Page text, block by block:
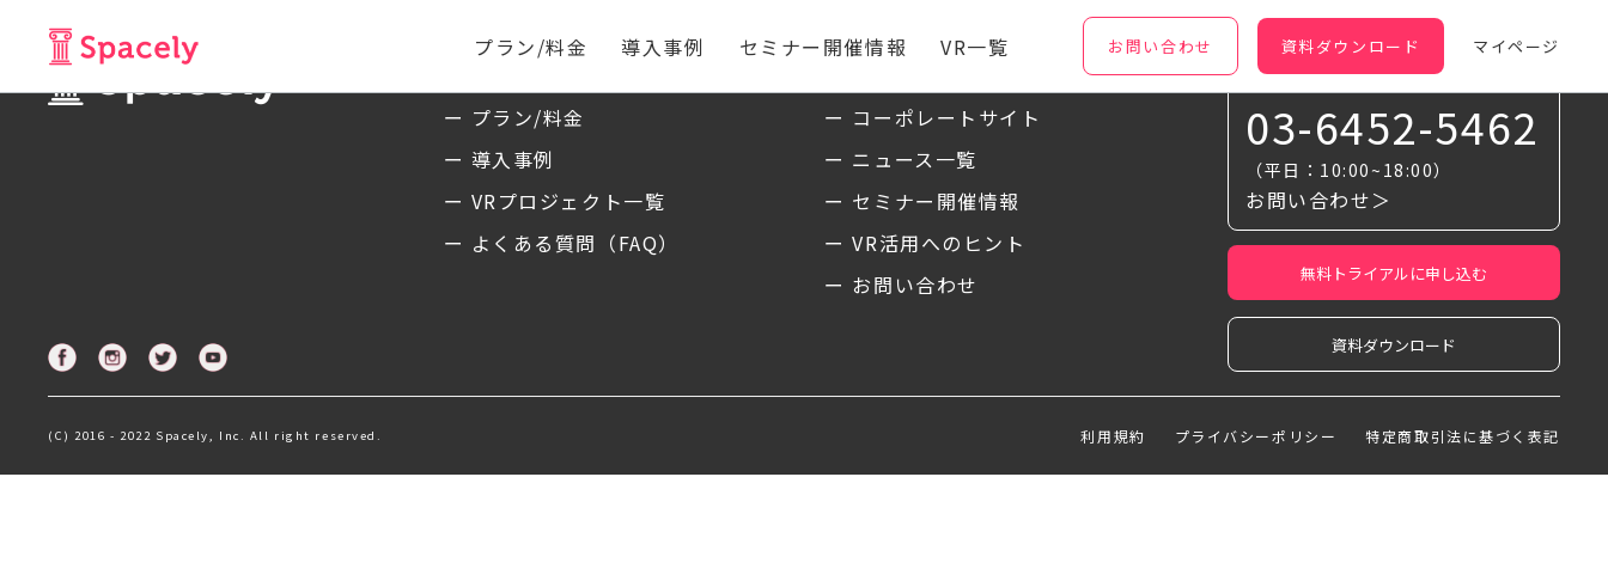
プラン/料金 導入事例 セミナー開催情報 VR一覧 お問い合わせ 資料ダウンロード マイページ
サービス
ー プラン/料金
ー 導入事例
ー VRプロジェクト一覧
ー よくある質問（FAQ）
私たちについて
ー コーポレートサイト
ー ニュース一覧
ー セミナー開催情報
ー VR活用へのヒント
ー お問い合わせ
お気軽に相談ください
03-6452-5462
（平日：10:00~18:00）
お問い合わせ＞
無料トライアルに申し込む
資料ダウンロード
(C) 2016 - 2022 Spacely, Inc. All right reserved. 特定商取引法に基づく表記
プライバシーポリシー
利用規約